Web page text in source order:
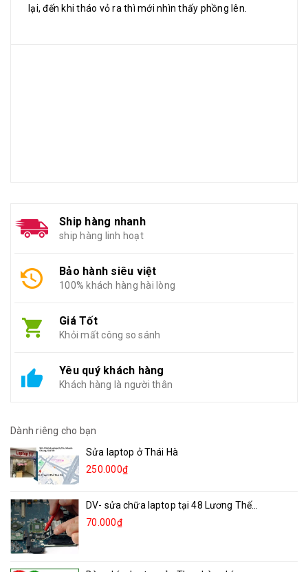
lại, đến khi tháo vỏ ra thì mới nhìn thấy phồng lên.
Ship hàng nhanh
ship hàng linh hoạt
Bảo hành siêu việt
100% khách hàng hài lòng
Giá Tốt
Khỏi mất công so sánh
Yêu quý khách hàng
Khách hàng là người thân
Dành riêng cho bạn
Sửa laptop ở Thái Hà
250.000₫
DV- sửa chữa laptop tại 48 Lương Thế...
70.000₫